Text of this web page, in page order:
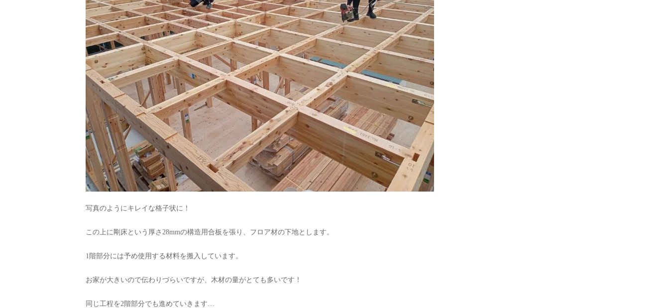
写真のようにキレイな格子状に！
この上に剛床という厚さ28mmの構造用合板を張り、フロア材の下地とします。
1階部分には予め使用する材料を搬入しています。
お家が大きいので伝わりづらいですが、木材の量がとても多いです！
同じ工程を2階部分でも進めていきます…